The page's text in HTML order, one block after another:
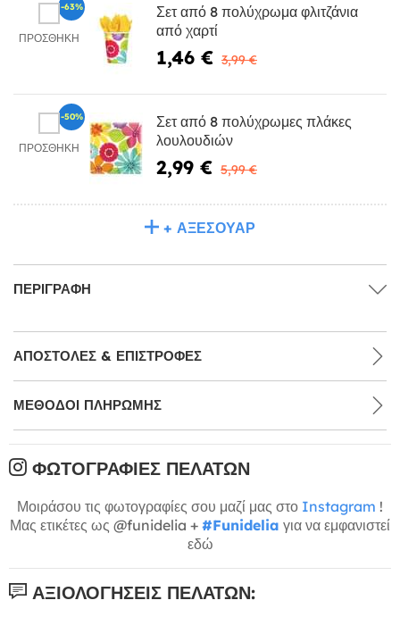
ΠΡΟΣΘΉΚΗ
Σετ από 8 πολύχρωμα φλιτζάνια
από χαρτί
1,46 € 3,99 €
-63%
ΠΡΟΣΘΉΚΗ
Σετ από 8 πολύχρωμες πλάκες
λουλουδιών
2,99 € 5,99 €
-50%
+ ΑΞΕΣΟΥΆΡ
ΠΕΡΙΓΡΑΦΉ
ΑΠΟΣΤΟΛΈΣ & ΕΠΙΣΤΡΟΦΈΣ
ΜΕΘΌΔΟΙ ΠΛΗΡΩΜΉΣ
ΦΩΤΟΓΡΑΦΊΕΣ ΠΕΛΑΤΏΝ
Μοιράσου τις φωτογραφίες σου μαζί μας στο Instagram !
Μας ετικέτες ως @funidelia + #Funidelia για να εμφανιστεί
εδώ
ΑΞΙΟΛΟΓΉΣΕΙΣ ΠΕΛΑΤΏΝ: